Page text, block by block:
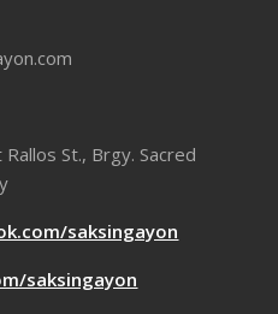
St., Brgy. Sacred
saksingayon
saksingayon